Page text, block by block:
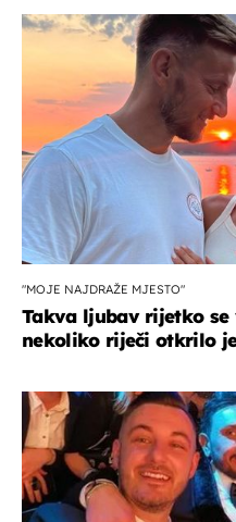
"MOJE NAJDRAŽE MJESTO"
Takva ljubav rijetko se
nekoliko riječi otkrilo